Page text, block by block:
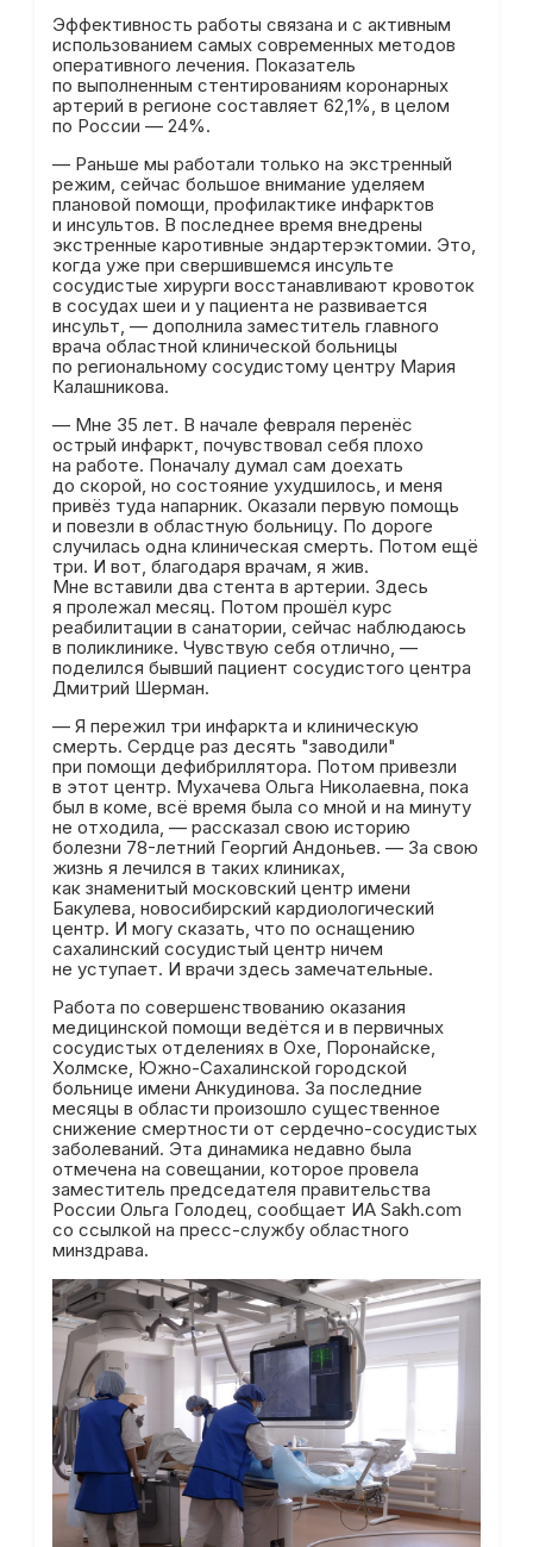
Эффективность работы связана и с активным
использованием самых современных методов
оперативного лечения. Показатель
по выполненным стентированиям коронарных
артерий в регионе составляет 62,1%, в целом
по России — 24%.
— Раньше мы работали только на экстренный
режим, сейчас большое внимание уделяем
плановой помощи, профилактике инфарктов
и инсультов. В последнее время внедрены
экстренные каротивные эндартерэктомии. Это,
когда уже при свершившемся инсульте
сосудистые хирурги восстанавливают кровоток
в сосудах шеи и у пациента не развивается
инсульт, — дополнила заместитель главного
врача областной клинической больницы
по региональному сосудистому центру Мария
Калашникова.
— Мне 35 лет. В начале февраля перенёс
острый инфаркт, почувствовал себя плохо
на работе. Поначалу думал сам доехать
до скорой, но состояние ухудшилось, и меня
привёз туда напарник. Оказали первую помощь
и повезли в областную больницу. По дороге
случилась одна клиническая смерть. Потом ещё
три. И вот, благодаря врачам, я жив.
Мне вставили два стента в артерии. Здесь
я пролежал месяц. Потом прошёл курс
реабилитации в санатории, сейчас наблюдаюсь
в поликлинике. Чувствую себя отлично, —
поделился бывший пациент сосудистого центра
Дмитрий Шерман.
— Я пережил три инфаркта и клиническую
смерть. Сердце раз десять "заводили"
при помощи дефибриллятора. Потом привезли
в этот центр. Мухачева Ольга Николаевна, пока
был в коме, всё время была со мной и на минуту
не отходила, — рассказал свою историю
болезни 78-летний Георгий Андоньев. — За свою
жизнь я лечился в таких клиниках,
как знаменитый московский центр имени
Бакулева, новосибирский кардиологический
центр. И могу сказать, что по оснащению
сахалинский сосудистый центр ничем
не уступает. И врачи здесь замечательные.
Работа по совершенствованию оказания
медицинской помощи ведётся и в первичных
сосудистых отделениях в Охе, Поронайске,
Холмске, Южно-Сахалинской городской
больнице имени Анкудинова. За последние
месяцы в области произошло существенное
снижение смертности от сердечно-сосудистых
заболеваний. Эта динамика недавно была
отмечена на совещании, которое провела
заместитель председателя правительства
России Ольга Голодец, сообщает ИА Sakh.com
со ссылкой на пресс-службу областного
минздрава.